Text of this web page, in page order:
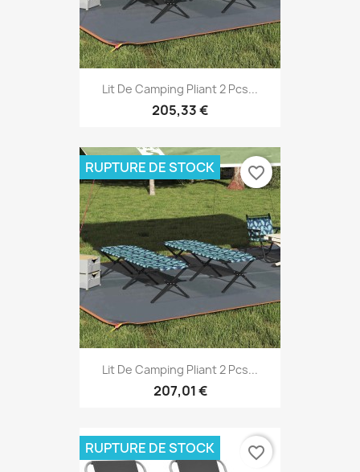
Lit De Camping Pliant 2 Pcs...
205,33 €
Lit De Camping Pliant 2 Pcs...
207,01 €
RUPTURE DE STOCK favorite_border
RUPTURE DE STOCK favorite_border